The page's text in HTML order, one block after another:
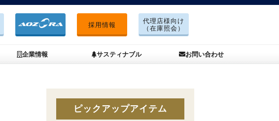
採用情報
代理店様向け
（在庫照会）
企業情報 サスティナブル お問い合わせ
ピックアップアイテム